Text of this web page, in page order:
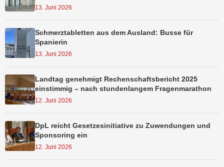
13. Juni 2026
Schmerztabletten aus dem Ausland: Busse für
Spanierin
13. Juni 2026
Landtag genehmigt Rechenschaftsbericht 2025
einstimmig – nach stundenlangem Fragenmarathon
12. Juni 2026
DpL reicht Gesetzesinitiative zu Zuwendungen und
Sponsoring ein
12. Juni 2026